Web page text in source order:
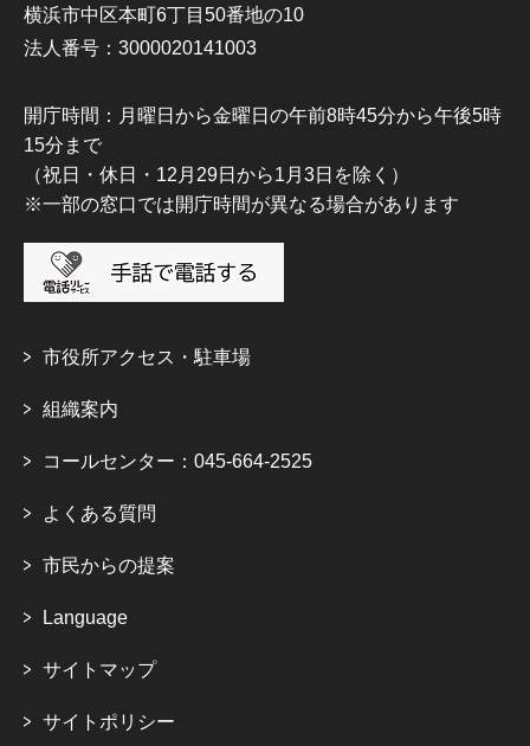
横浜市中区本町6丁目50番地の10
法人番号：3000020141003
開庁時間：月曜日から金曜日の午前8時45分から午後5時
15分まで
（祝日・休日・12月29日から1月3日を除く）
※一部の窓口では開庁時間が異なる場合があります
市役所アクセス・駐車場
組織案内
コールセンター：045-664-2525
よくある質問
市民からの提案
Language
サイトマップ
サイトポリシー